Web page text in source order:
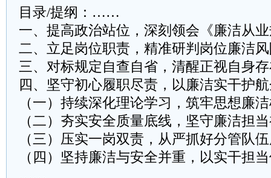
目录/提纲：……
一、提高政治站位，深刻领会《廉洁从
二、立足岗位职责，精准研判岗位廉洁
三、对标规定自查自省，清醒正视自身
四、坚守初心履职尽责，以廉洁实干护
（一）持续深化理论学习，筑牢思想廉
（二）夯实安全质量底线，坚守廉洁担
（三）压实一岗双责，从严抓好分管队
（四）坚持廉洁与安全并重，以实干担